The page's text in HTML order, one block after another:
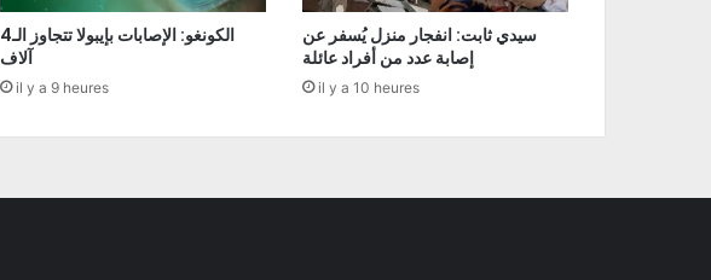
الكونغو: الإصابات بإيبولا تتجاوز الـ4
آلاف
il y a 9 heures
سيدي ثابت: انفجار منزل يُسفر عن
إصابة عدد من أفراد عائلة
il y a 10 heures